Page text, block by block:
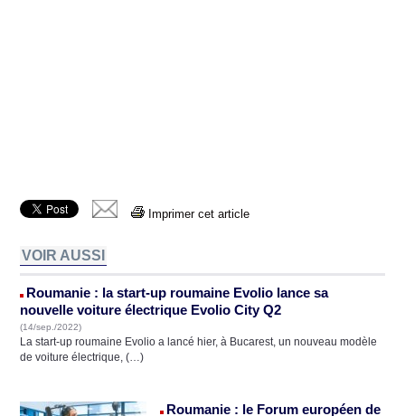
Imprimer cet article
VOIR AUSSI
Roumanie : la start-up roumaine Evolio lance sa
nouvelle voiture électrique Evolio City Q2
(14/sep./2022)
La start-up roumaine Evolio a lancé hier, à Bucarest, un nouveau modèle
de voiture électrique, (…)
Roumanie : le Forum européen de